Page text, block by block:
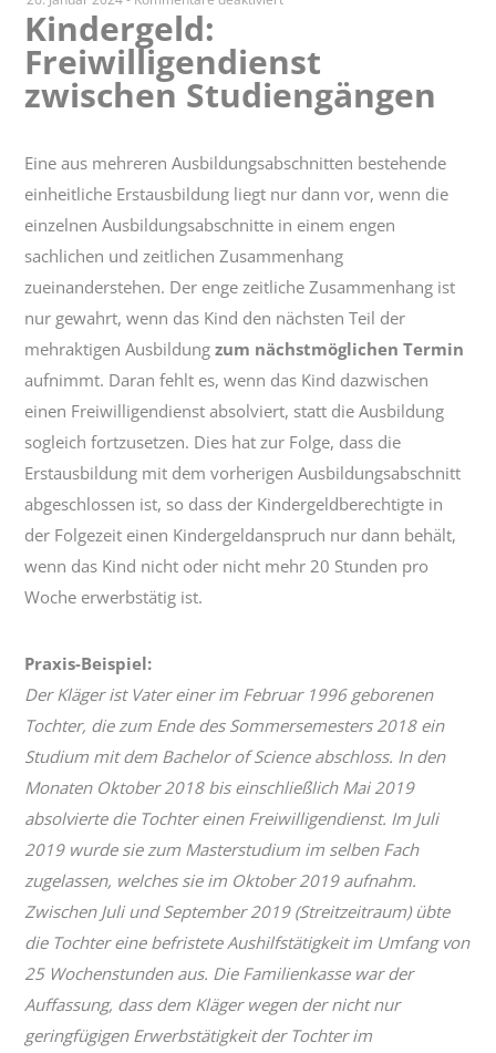
Freiwilligendienst
zwischen
Studiengängen
Kindergeld:
Freiwilligendienst
zwischen Studiengängen
Eine aus mehreren Ausbildungsabschnitten bestehende
einheitliche Erstausbildung liegt nur dann vor, wenn die
einzelnen Ausbildungsabschnitte in einem engen
sachlichen und zeitlichen Zusammenhang
zueinanderstehen. Der enge zeitliche Zusammenhang ist
nur gewahrt, wenn das Kind den nächsten Teil der
mehraktigen Ausbildungzum nächstmöglichen Termin
aufnimmt. Daran fehlt es, wenn das Kind dazwischen
einen Freiwilligendienst absolviert, statt die Ausbildung
sogleich fortzusetzen. Dies hat zur Folge, dass die
Erstausbildung mit dem vorherigen Ausbildungsabschnitt
abgeschlossen ist, so dass der Kindergeldberechtigte in
der Folgezeit einen Kindergeldanspruch nur dann behält,
wenn das Kind nicht oder nicht mehr 20 Stunden pro
Woche erwerbstätig ist.
Praxis-Beispiel:
Der Kläger ist Vater einer im Februar 1996 geborenen
Tochter, die zum Ende des Sommersemesters 2018 ein
Studium mit dem Bachelor of Science abschloss. In den
Monaten Oktober 2018 bis einschließlich Mai 2019
absolvierte die Tochter einen Freiwilligendienst. Im Juli
2019 wurde sie zum Masterstudium im selben Fach
zugelassen, welches sie im Oktober 2019 aufnahm.
Zwischen Juli und September 2019 (Streitzeitraum) übte
die Tochter eine befristete Aushilfstätigkeit im Umfang von
25 Wochenstunden aus. Die Familienkasse war der
Auffassung, dass dem Kläger wegen der nicht nur
geringfügigen Erwerbstätigkeit der Tochter im